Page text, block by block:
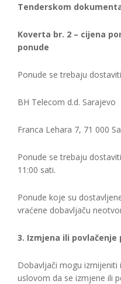
Tenderskom
Koverta br. 2 – cijena
ponude
Ponude se trebaju
BH Telecom d.d. Sarajevo
Franca Lehara 7, 71 000
Ponude se trebaju
11:00 sati.
Ponude koje su
vraćene dobavljaču
3. Izmjena ili povlačenje
Dobavljači mogu izmijeniti
uslovom da se izmjene ili